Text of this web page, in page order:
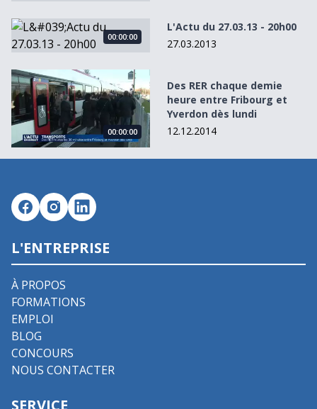
L&#039;Actu du 27.03.13 - 20h00
00:00:00
L'Actu du 27.03.13 - 20h00
27.03.2013
Des RER chaque demie heure entre Fribourg et Yverdon
00:00:00
Des RER chaque demie
heure entre Fribourg et
Yverdon dès lundi
12.12.2014
L'ENTREPRISE
À PROPOS
FORMATIONS
EMPLOI
BLOG
CONCOURS
NOUS CONTACTER
SERVICE